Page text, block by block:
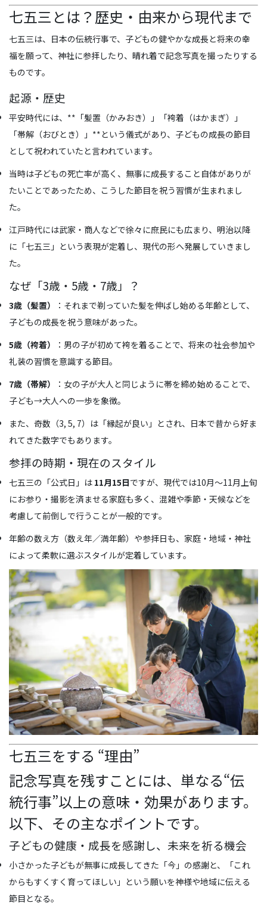
七五三とは？歴史・由来から現代まで
七五三は、日本の伝統行事で、子どもの健やかな成長と将来の幸
福を願って、神社に参拝したり、晴れ着で記念写真を撮ったりする
ものです。
起源・歴史
平安時代には、**「髪置（かみおき）」「袴着（はかまぎ）」
「帯解（おびとき）」**という儀式があり、子どもの成長の節目
として祝われていたと言われています。
当時は子どもの死亡率が高く、無事に成長すること自体がありが
たいことであったため、こうした節目を祝う習慣が生まれまし
た。
江戸時代には武家・商人などで徐々に庶民にも広まり、明治以降
に「七五三」という表現が定着し、現代の形へ発展していきまし
た。
なぜ「3歳・5歳・7歳」？
3歳（髪置）
：それまで剃っていた髪を伸ばし始める年齢として、
子どもの成長を祝う意味があった。
5歳（袴着）
：男の子が初めて袴を着ることで、将来の社会参加や
礼装の習慣を意識する節目。
7歳（帯解）
：女の子が大人と同じように帯を締め始めることで、
子ども→大人への一歩を象徴。
また、奇数（3, 5, 7）は「縁起が良い」とされ、日本で昔から好ま
れてきた数字でもあります。
参拝の時期・現在のスタイル
七五三の「公式日」は 11月15日ですが、現代では10月〜11月上旬
にお参り・撮影を済ませる家庭も多く、混雑や季節・天候などを
考慮して前倒しで行うことが一般的です。
年齢の数え方（数え年／満年齢）や参拝日も、家庭・地域・神社
によって柔軟に選ぶスタイルが定着しています。
七五三をする “理由”
記念写真を残すことには、単なる“伝
統行事”以上の意味・効果があります。
以下、その主なポイントです。
子どもの健康・成長を感謝し、未来を祈る機会
小さかった子どもが無事に成長してきた「今」の感謝と、「これ
からもすくすく育ってほしい」という願いを神様や地域に伝える
節目となる。